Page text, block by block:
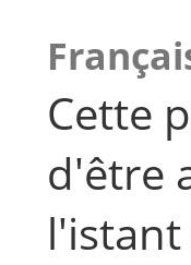
Cette
d'être